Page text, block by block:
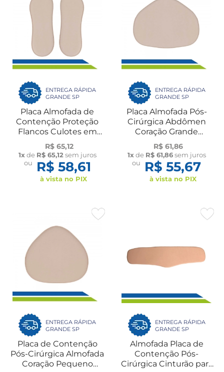
ENTREGA RÁPIDA
GRANDE SP
Placa Almofada de
Contenção Proteção
Flancos Culotes em
Espuma Lipoaspiração
Par Macom
R$ 65,12
1xde R$ 65,12sem juros
ou
R$ 58,61
à vista no PIX
ENTREGA RÁPIDA
GRANDE SP
Placa Almofada Pós-
Cirúrgica Abdômen
Coração Grande
Espuma 35X25cm
Macom
R$ 61,86
1xde R$ 61,86sem juros
ou
R$ 55,67
à vista no PIX
ENTREGA RÁPIDA
GRANDE SP
Placa de Contenção
Pós-Cirúrgica Almofada
Coração Pequeno
ENTREGA RÁPIDA
GRANDE SP
Almofada Placa de
Contenção Pós-
Cirúrgica Cinturão para